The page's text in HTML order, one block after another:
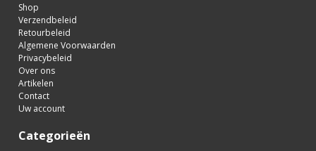
Shop
Verzendbeleid
Retourbeleid
Algemene Voorwaarden
Privacybeleid
Over ons
Artikelen
Contact
Uw account
Categorieën